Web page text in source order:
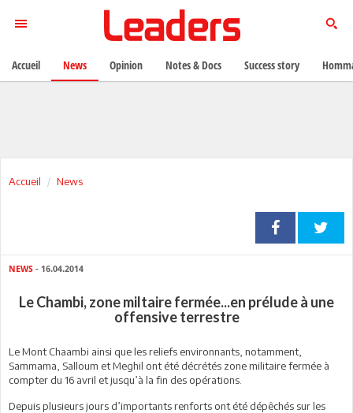
Accueil News
NEWS - 16.04.2014
Le Chambi, zone miltaire fermée...en prélude à une
offensive terrestre
Le Mont Chaambi ainsi que les reliefs environnants, notamment,
Sammama, Salloum et Meghil ont été décrétés zone militaire fermée à
compter du 16 avril et jusqu’à la fin des opérations.
Depuis plusieurs jours d’importants renforts ont été dépêchés sur les
Accueil News Opinion Notes & Docs Success story